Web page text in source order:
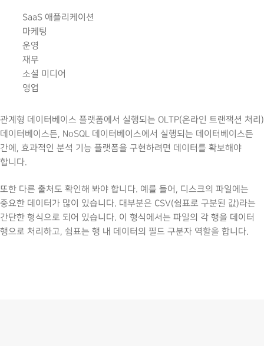
SaaS 애플리케이션
마케팅
운영
재무
소셜 미디어
영업
관계형 데이터베이스 플랫폼에서 실행되는 OLTP(온라인 트랜잭션 처리)
데이터베이스든, NoSQL 데이터베이스에서 실행되는 데이터베이스든
간에, 효과적인 분석 기능 플랫폼을 구현하려면 데이터를 확보해야
합니다.
또한 다른 출처도 확인해 봐야 합니다. 예를 들어, 디스크의 파일에는
중요한 데이터가 많이 있습니다. 대부분은 CSV(쉼표로 구분된 값)라는
간단한 형식으로 되어 있습니다. 이 형식에서는 파일의 각 행을 데이터
행으로 처리하고, 쉼표는 행 내 데이터의 필드 구분자 역할을 합니다.